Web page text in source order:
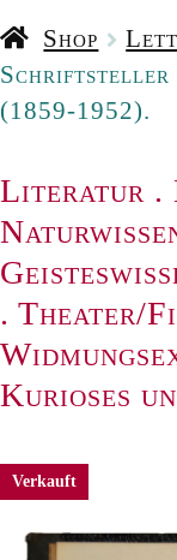
Shop
Schriftsteller
(1859-1952).
Literatur .
. Theater/
Kurioses
Verkauft